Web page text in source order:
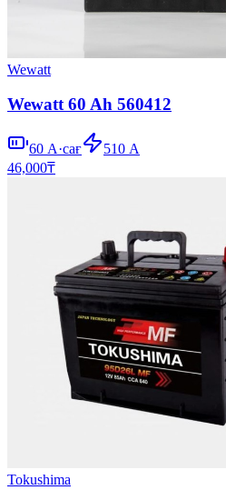
Wewatt
Wewatt 60 Ah 560412
60 А·сағ 510 А
46,000₸
Tokushima